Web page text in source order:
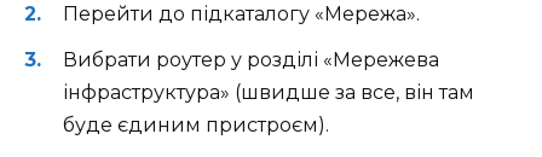
Перейти до підкаталогу «Мережа».
Вибрати роутер у розділі «Мережева
інфраструктура» (швидше за все, він там
буде єдиним пристроєм).